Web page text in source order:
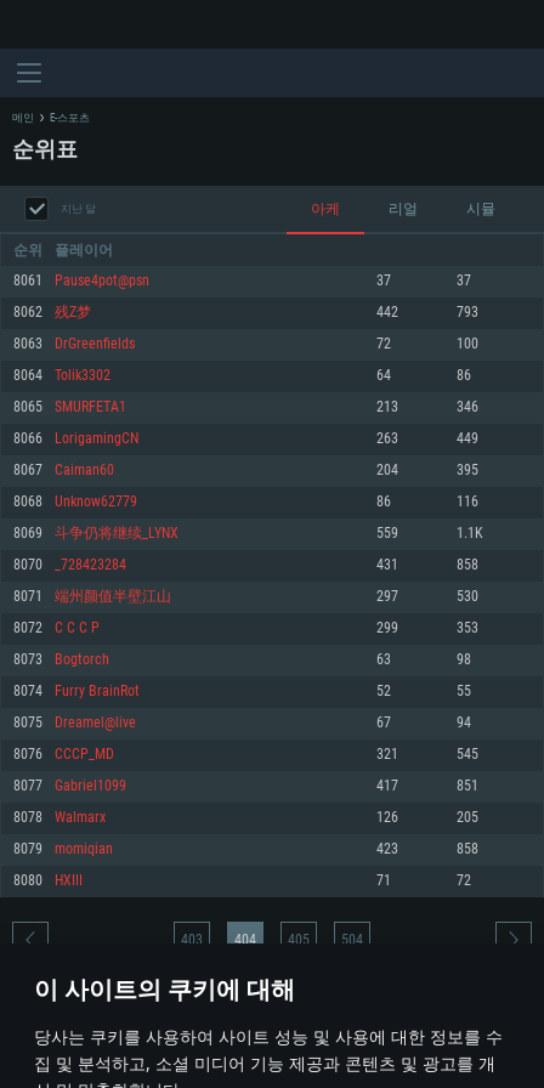
이 사이트의 쿠키에 대해
당사는 쿠키를 사용하여 사이트 성능 및 사용에 대한 정보를 수
집 및 분석하고, 소셜 미디어 기능 제공과 콘텐츠 및 광고를 개
최소사양
운영체제: Windows 10 (64 bit)
프로세서: 2.2 GHz 듀얼코어 이상
메모리: 4GB
그래픽 카드: DirectX 11 이상을 지원하는 AMD Radeon 77XX / NVIDIA
GeForce GT 660. 최소 사양 해상도: 720p
네트워크: 브로드밴드 인터넷
여유 저장 공간: 22.1 GB (최소 클라이언트)
권장 사양
570 혹은 그 이상
여유 저장 공간: 62.2 GB (전체 클라이언트)
최소사양
운영체제: Mac OS Big Sur 11.0
프로세서: 최소 2.2 GHz의 Core i5 (Intel Xeon 은 지원하지 않습니다)
메모리: 6 GB
그래픽 카드: Metal 을 지원하는 Intel Iris Pro 5200 (Mac), 혹은 이와 비슷한 성
능을 가지는 Mac 버전의 AMD/Nvidia. 최소 해상도: 720p
네트워크: 브로드밴드 인터넷
여유 저장 공간: 22.1 GB (최소 클라이언트)
권장 사양
네트워크: 브로드밴드 인터넷
여유 저장 공간: 62.2 GB (전체 클라이언트)
최소사양
운영체제: 64bit Linux 중 최신 버전
프로세서: 2.4 GHz 듀얼코어
메모리: 4 GB
그래픽 카드: Vulkan 을 지원하고, 최신 그래픽 드라이버를 지원하는 NVIDIA
660 (6개월 미만) 혹은 그와 동급의 성능을 가지며 최신 그래픽 드라이버를 지
원하는 AMD (6개월 미만; 최소사양 지원 해상도 720p)
네트워크: 브로드밴드 인터넷
여유 저장 공간: 22.1 GB (최소 클라이언트)
권장 사양
운영체제: Ubuntu 20.04 64bit
프로세서: Intel Core i7
메모리: 16 GB
그래픽 카드: Vulkan 을 지원하고, 최신 그래픽 드라이버를 지원하는 NVIDIA
1060 (6개월 미만) 혹은 그와 동급의 성능을 가지며 최신 그래픽 드라이버를
지원하는 AMD RX 570 (6개월 미만; 최소사양 지원 해상도 720p) 이상
여유 저장 공간: 62.2 GB (전체 클라이언트)
메인 E-스포츠
순위표
지난 달 아케 리얼 시뮬
순위 플레이어
8061 Pause4pot@psn 37 37
8062 残Z梦 442 793
8063 DrGreenfields 72 100
8064 Tolik3302 64 86
8065 SMURFETA1 213 346
8066 LorigamingCN 263 449
8067 Caiman60 204 395
8068 Unknow62779 86 116
8069 斗争仍将继续_LYNX 559 1.1K
8070 _728423284 431 858
8071 端州颜值半壁江山 297 530
8072 C C C P 299 353
8073 Bogtorch 63 98
8074 Furry BrainRot 52 55
8075 Dreamel@live 67 94
8076 CCCP_MD 321 545
8077 Gabriel1099 417 851
8078 Walmarx 126 205
8079 momiqian 423 858
8080 HXIII 71 72
* 순위표는 매일 1회 갱신됩니다
403 404 405 504